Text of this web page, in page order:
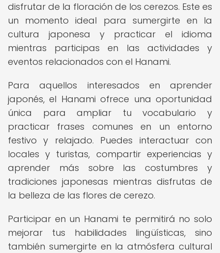
disfrutar de la floración de los cerezos. Este es
un momento ideal para sumergirte en la
cultura japonesa y practicar el idioma
mientras participas en las actividades y
eventos relacionados con el Hanami.
Para aquellos interesados en aprender
japonés, el Hanami ofrece una oportunidad
única para ampliar tu vocabulario y
practicar frases comunes en un entorno
festivo y relajado. Puedes interactuar con
locales y turistas, compartir experiencias y
aprender más sobre las costumbres y
tradiciones japonesas mientras disfrutas de
la belleza de las flores de cerezo.
Participar en un Hanami te permitirá no solo
mejorar tus habilidades lingüísticas, sino
también sumergirte en la atmósfera cultural